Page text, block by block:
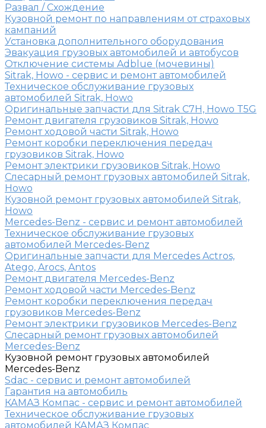
Развал / Схождение
Кузовной ремонт по направлениям от страховых
кампаний
Установка дополнительного оборудования
Эвакуация грузовых автомобилей и автобусов
Отключение системы Adblue (мочевины)
Sitrak, Howo - сервис и ремонт автомобилей
Техническое обслуживание грузовых
автомобилей Sitrak, Howo
Оригинальные запчасти для Sitrak C7H, Howo T5G
Ремонт двигателя грузовиков Sitrak, Howo
Ремонт ходовой части Sitrak, Howo
Ремонт коробки переключения передач
грузовиков Sitrak, Howo
Ремонт электрики грузовиков Sitrak, Howo
Слесарный ремонт грузовых автомобилей Sitrak,
Howo
Кузовной ремонт грузовых автомобилей Sitrak,
Howo
Mercedes-Benz - сервис и ремонт автомобилей
Техническое обслуживание грузовых
автомобилей Mercedes-Benz
Оригинальные запчасти для Mercedes Actros,
Atego, Arocs, Antos
Ремонт двигателя Mercedes-Benz
Ремонт ходовой части Mercedes-Benz
Ремонт коробки переключения передач
грузовиков Mercedes-Benz
Ремонт электрики грузовиков Mercedes-Benz
Слесарный ремонт грузовых автомобилей
Mercedes-Benz
Кузовной ремонт грузовых автомобилей
Mercedes-Benz
Sdac - сервис и ремонт автомобилей
Гарантия на автомобиль
КАМАЗ Компас - сервис и ремонт автомобилей
Техническое обслуживание грузовых
автомобилей КАМАЗ Компас